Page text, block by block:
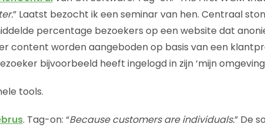
” Laatst bezocht ik een seminar van hen. Centraal
percentage bezoekers op een website dat
content worden aangeboden op basis van een
bijvoorbeeld heeft ingelogd in zijn ‘mijn
tools.
. Tag-on: “Because customers are individuals.” De